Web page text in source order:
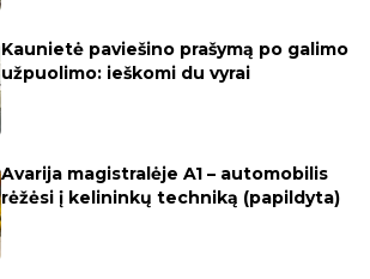
Kaunietė paviešino prašymą po galimo
užpuolimo: ieškomi du vyrai
Avarija magistralėje A1 – automobilis
rėžėsi į kelininkų techniką (papildyta)